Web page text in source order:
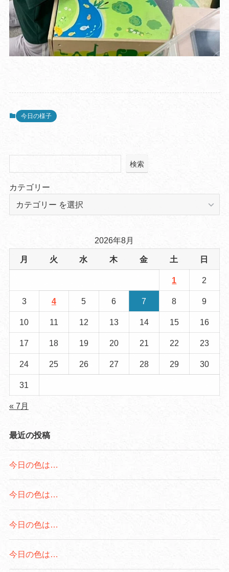
今日の様子
検索
カテゴリー
2026年8月
月 火 水 木 金 土 日
1 2
3 4 5 6 7 8 9
10 11 12 13 14 15 16
17 18 19 20 21 22 23
24 25 26 27 28 29 30
31
« 7月
最近の投稿
今日の色は…
今日の色は…
今日の色は…
今日の色は…